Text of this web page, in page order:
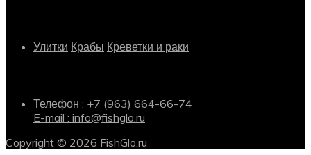
Улитки Крабы Креветки и раки
Телефон : +7 (963) 664-66-74
E-mail : info@fishglo.ru
Copyright © 2026 FishGlo.ru